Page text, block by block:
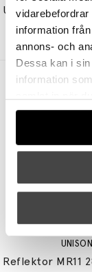
vidarebefordrar
information
annons- och
Dessa kan i
information
2629 kr
UNISON